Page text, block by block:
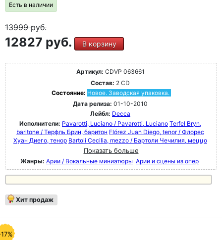
Есть в наличии
13999руб.
12827 руб. В корзину
Артикул: CDVP 063661
Состав: 2 CD
Состояние: Новое. Заводская упаковка.
Дата релиза: 01-10-2010
Лейбл: Decca
Исполнители: Pavarotti, Luciano / Pavarotti, Luciano Terfel Bryn,
baritone / Терфль Брин, баритон Flórez Juan Diego, tenor / Флорес
Хуан Диего, тенор Bartoli Cecilia, mezzo / Бартоли Чечилия, меццо
Показать больше
Жанры: Арии / Вокальные миниатюры Арии и сцены из опер
Хит продаж